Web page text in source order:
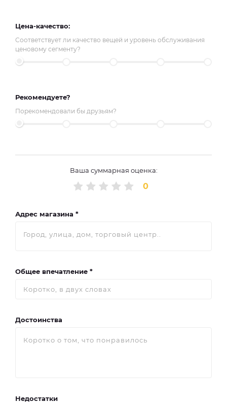
Цена-качество:
Соответствует ли качество вещей и уровень обслуживания
ценовому сегменту?
Рекомендуете?
Порекомендовали бы друзьям?
Ваша суммарная оценка:
0
Адрес магазина *
Общее впечатление *
Достоинства
Недостатки